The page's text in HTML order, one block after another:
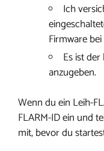
Ich
Firmware
Es ist
anzugeben.
Wenn du ein Leih-
FLARM-ID ein und
mit, bevor du